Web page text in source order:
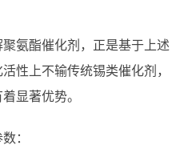
氨酯催化剂，正是基于上述
性上不输传统锡类催化剂，
显著优势。
：